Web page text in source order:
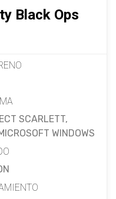
Black Ops
SCARLETT,
WINDOWS